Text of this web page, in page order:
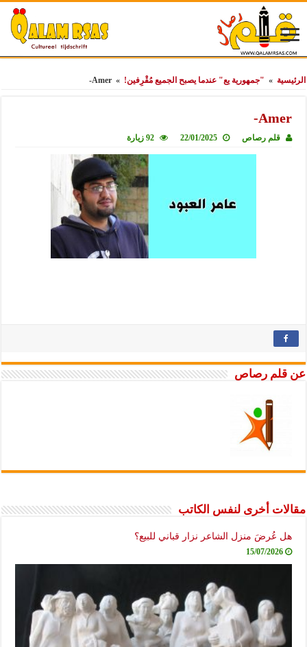
الرئيسية » "جمهورية يع" عندما يصبح الجميع مُقْرِفين! »
Amer-
Amer-
قلم رصاص 22/01/2025 92 زيارة
عن قلم رصاص
مقالات أخرى لنفس الكاتب
هل عُرضَ منزل الشاعر نزار قباني للبيع؟
15/07/2026